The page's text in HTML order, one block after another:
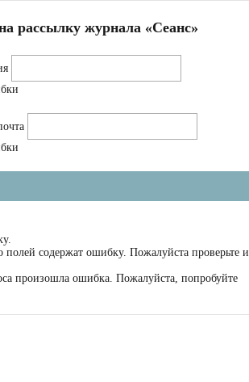
рассылку журнала «Сеанс»
полей содержат ошибку. Пожалуйста проверьте и
произошла ошибка. Пожалуйста, попробуйте